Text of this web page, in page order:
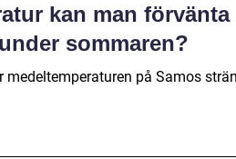
kan man
sommaren?
på Samos